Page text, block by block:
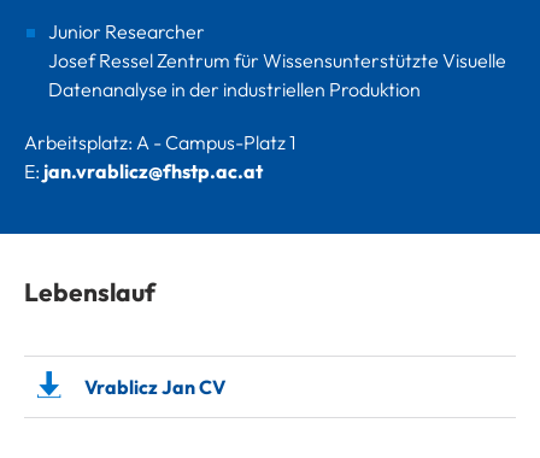
Junior Researcher
Josef Ressel Zentrum für Wissensunterstützte Visuelle
Datenanalyse in der industriellen Produktion
Arbeitsplatz: A - Campus-Platz 1
E: jan.vrablicz@fhstp.ac.at
Lebenslauf
Vrablicz Jan CV